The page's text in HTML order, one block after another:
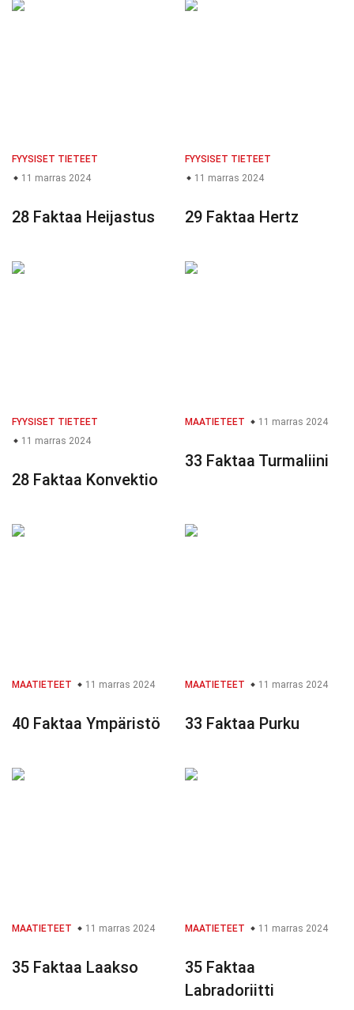
FYYSISET TIETEET
11 marras 2024
28 Faktaa Heijastus
FYYSISET TIETEET
11 marras 2024
29 Faktaa Hertz
FYYSISET TIETEET
11 marras 2024
28 Faktaa Konvektio
MAATIETEET 11 marras 2024
33 Faktaa Turmaliini
MAATIETEET 11 marras 2024
40 Faktaa Ympäristö
MAATIETEET 11 marras 2024
33 Faktaa Purku
MAATIETEET 11 marras 2024
35 Faktaa Laakso
MAATIETEET 11 marras 2024
35 Faktaa
Labradoriitti